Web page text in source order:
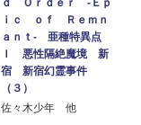
ｄ Ｏｒｄｅｒ ‐Ｅｐ
ｉｃ ｏｆ Ｒｅｍｎ
ａｎｔ‐ 亜種特異点
Ｉ 悪性隔絶魔境 新
宿 新宿幻霊事件
（３）
佐々木少年 他